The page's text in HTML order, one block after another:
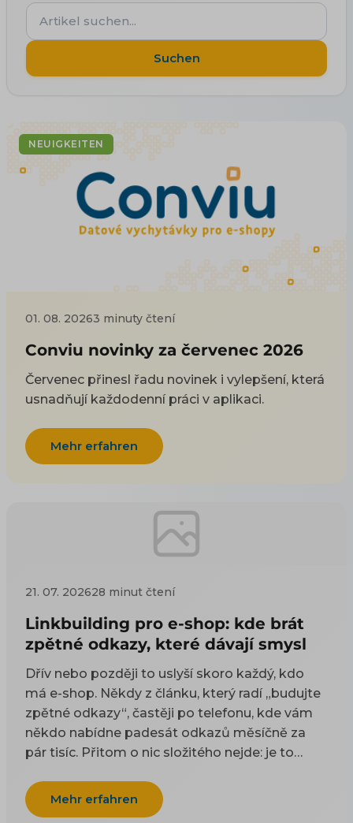
Artikel
suchen...
Suchen
NEUIGKEITEN
01. 08. 20263 minuty čtení
Conviu novinky za červenec 2026
Červenec přinesl řadu novinek i vylepšení, která
usnadňují každodenní práci v aplikaci.
Mehr erfahren
21. 07. 202628 minut čtení
Linkbuilding pro e-shop: kde brát
zpětné odkazy, které dávají smysl
Dřív nebo později to uslyší skoro každý, kdo
má e-shop. Někdy z článku, který radí „budujte
zpětné odkazy“, častěji po telefonu, kde vám
někdo nabídne padesát odkazů měsíčně za
pár tisíc. Přitom o nic složitého nejde: je to
odkazy odjakživa bere jako doporučení — čím
víc důvěryhodných webů na vás ukazuje, tím
Mehr erfahren